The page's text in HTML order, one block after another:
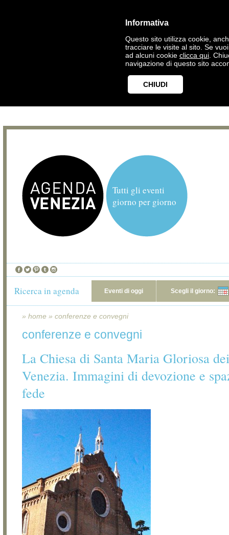
Informativa
Questo sito utilizza cookie,
tracciare le visite al sito. Se
ad alcuni cookie clicca qui .
navigazione di questo sito
CHIUDI
Tutti gli eventi
giorno per giorno
Ricerca in agenda Eventi di oggi Scegli il giorno:
» home » conferenze e convegni
conferenze e convegni
La Chiesa di Santa Maria Gloriosa
Venezia. Immagini di devozione e
fede